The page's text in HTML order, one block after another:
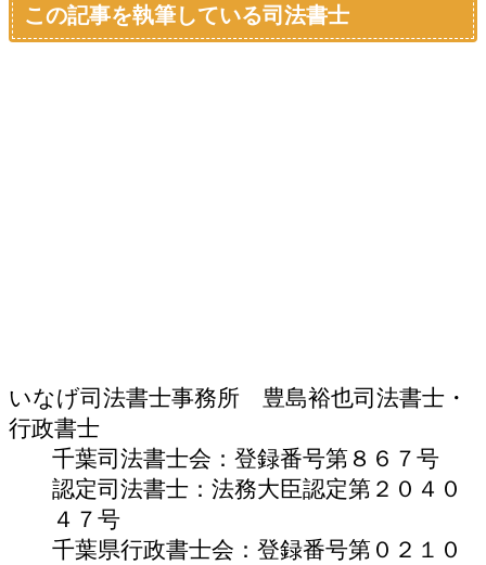
この記事を執筆している司法書士
いなげ司法書士事務所 豊島裕也司法書士・
行政書士
千葉司法書士会：登録番号第８６７号
認定司法書士：法務大臣認定第２０４０
４７号
千葉県行政書士会：登録番号第０２１０